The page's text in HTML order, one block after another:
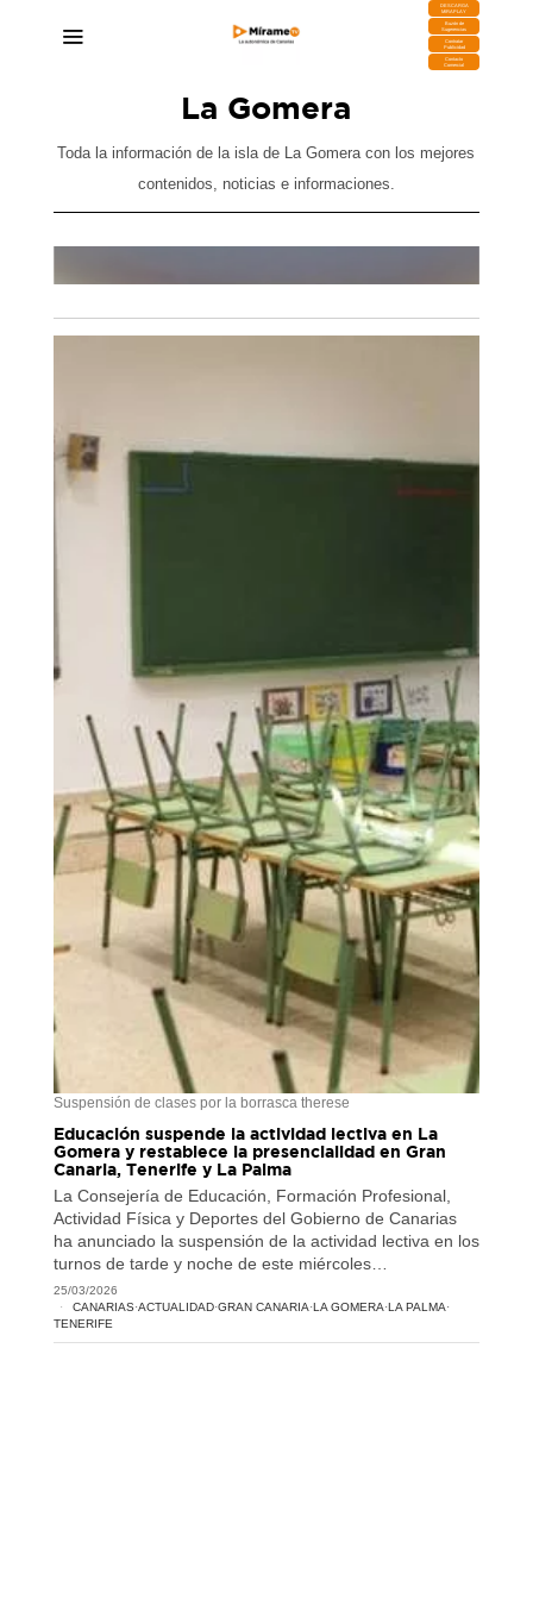
DESCARGA
MIRAPLAY
Buzón de
Sugerencias
Contratar
Publicidad
Contacto
Comercial
La Gomera
Toda la información de la isla de La Gomera con los mejores
contenidos, noticias e informaciones.
puesta en marcha de una decena de cursos
Suspensión de clases por la borrasca therese
Educación suspende la actividad lectiva en La
Gomera y restablece la presencialidad en Gran
Canaria, Tenerife y La Palma
La Consejería de Educación, Formación Profesional,
Actividad Física y Deportes del Gobierno de Canarias
ha anunciado la suspensión de la actividad lectiva en los
turnos de tarde y noche de este miércoles…
25/03/2026
CANARIAS·ACTUALIDAD·GRAN CANARIA·LA GOMERA·LA PALMA·
TENERIFE